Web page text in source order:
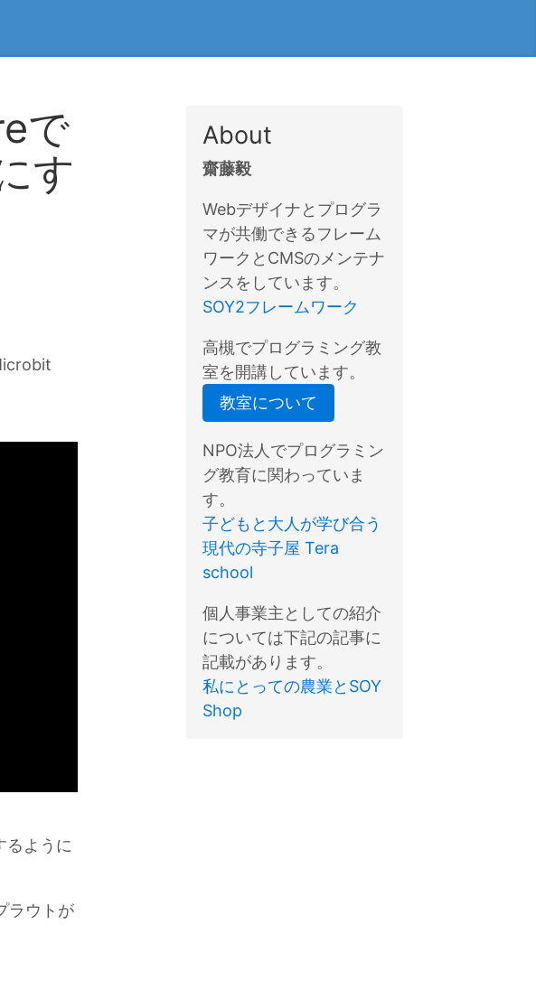
で
す
るように
ラウトが
About
齋藤毅
Webデザイナとプログラ
マが共働できるフレーム
ワークとCMSのメンテナ
ンスをしています。
SOY2フレームワーク
高槻でプログラミング教
室を開講しています。
教室について
NPO法人でプログラミン
グ教育に関わっていま
す。
子どもと大人が学び合う
現代の寺子屋 Tera
school
個人事業主としての紹介
については下記の記事に
記載があります。
私にとっての農業とSOY
Shop